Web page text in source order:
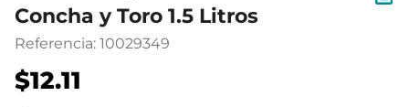
Concha y Toro 1.5 Litros
Referencia: 10029349
$12.11